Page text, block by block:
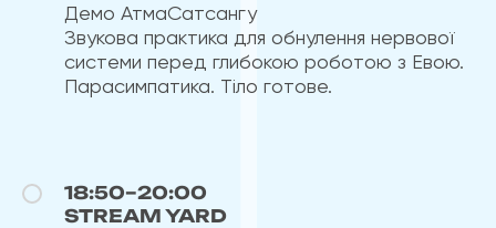
Демо АтмаСатсангу
Звукова практика для обнулення нервової
системи перед глибокою роботою з Евою.
Парасимпатика. Тіло готове.
18:50–20:00
STREAM YARD